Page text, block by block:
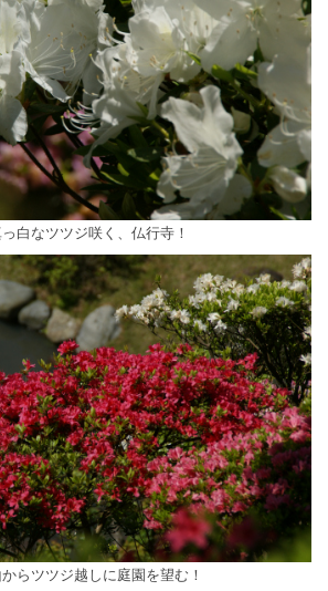
白なツツジ咲く、仏行寺！
らツツジ越しに庭園を望む！